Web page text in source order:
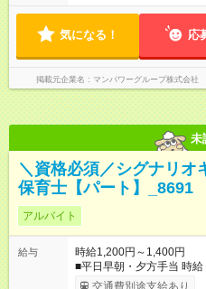
気になる！ 応
掲載元企業名 マンパワーグループ株式会社
未
＼資格必須／シグナリ
保育士【パート】_8691
アルバイト
給与
時給1,200円～1,400円
■平日早朝・夕方手当 時
別期間手当（GW、お盆
交通費別途支給あり